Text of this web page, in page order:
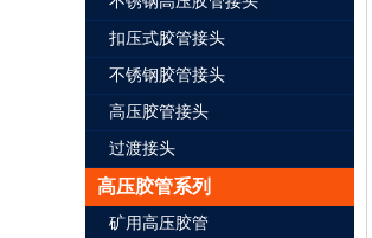
扣压式胶管接头
不锈钢胶管接头
高压胶管接头
过渡接头
高压胶管系列
矿用高压胶管